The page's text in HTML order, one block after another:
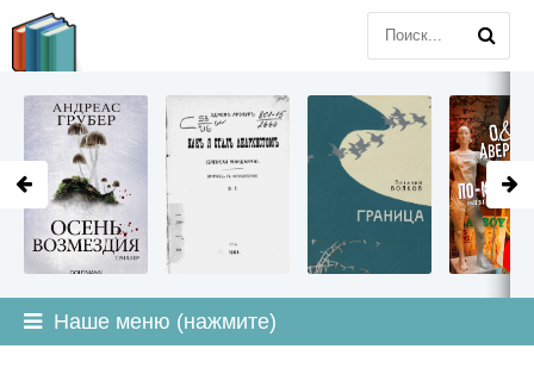
Наше меню (нажмите)
LITMIR.ORG